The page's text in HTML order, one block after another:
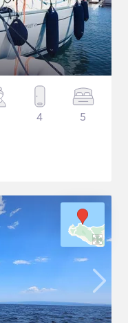
4 5